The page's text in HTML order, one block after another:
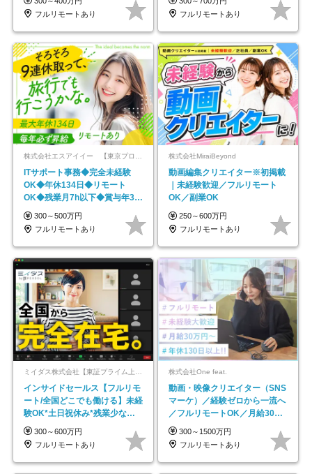
フルリモートあり
フルリモートあり
株式会社エスアイイー 【東京プロマーケット上場】
ITサポート事務◆完全未経験
OK◆年休134日◆リモート
OK◆残業月7h以下◆賞与年3回
◆5年目まで必ず昇給
300～500万円
フルリモートあり
株式会社MiraiBeyond
動画編集クリエイター※初掲載
｜未経験歓迎／フルリモート
OK／副業OK
250～600万円
フルリモートあり
インサイドセールス【フルリモ
ート/全国どこでも働ける】未経
験OK*土日祝休み*残業少なめ*
在宅勤務手当あり
300～600万円
フルリモートあり
株式会社One feat.
動画・映像クリエイター（SNS
マーケ）／経験ゼロから一流へ
／フルリモートOK／月給30万
円～／年休130日以上
300～1500万円
フルリモートあり